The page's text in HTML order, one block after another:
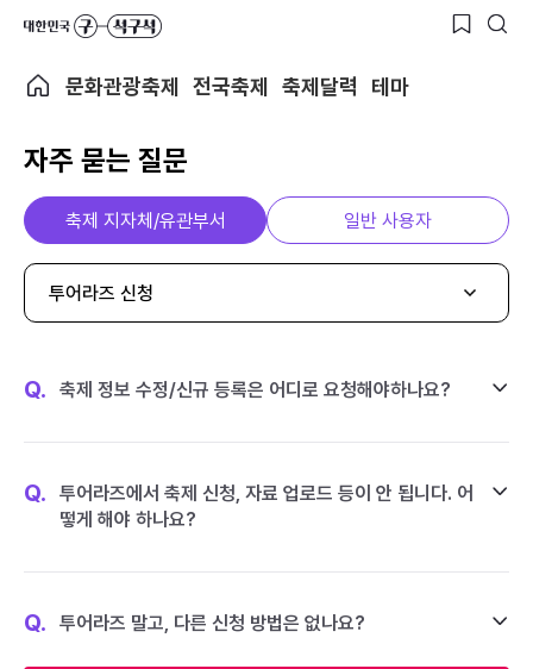
문화관광축제 전국축제 축제달력 테마
자주 묻는 질문
축제 지자체/유관부서 일반 사용자
투어라즈 신청
Q. 축제 정보 수정/신규 등록은 어디로 요청해야하나요?
Q.
투어라즈에서 축제 신청, 자료 업로드 등이 안 됩니다. 어
떻게 해야 하나요?
Q. 투어라즈 말고, 다른 신청 방법은 없나요?